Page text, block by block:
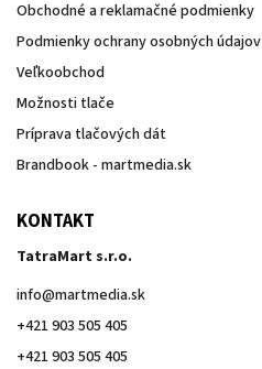
Obchodné a reklamačné podmienky
Podmienky ochrany osobných údajov
Veľkoobchod
Možnosti tlače
Príprava tlačových dát
Brandbook - martmedia.sk
KONTAKT
TatraMart s.r.o.
info@martmedia.sk
+421 903 505 405
+421 903 505 405